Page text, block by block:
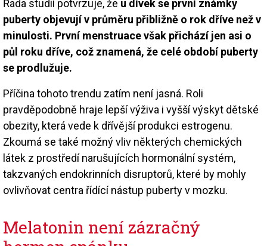
Řada studií potvrzuje, že u dívek se první známky
puberty objevují v průměru přibližně o rok dříve než v
minulosti. První menstruace však přichází jen asi o
půl roku dříve, což znamená, že celé období puberty
se prodlužuje.
Příčina tohoto trendu zatím není jasná. Roli
pravděpodobně hraje lepší výživa i vyšší výskyt dětské
obezity, která vede k dřívější produkci estrogenu.
Zkoumá se také možný vliv některých chemických
látek z prostředí narušujících hormonální systém,
takzvaných endokrinních disruptorů, které by mohly
ovlivňovat centra řídící nástup puberty v mozku.
Melatonin není zázračný